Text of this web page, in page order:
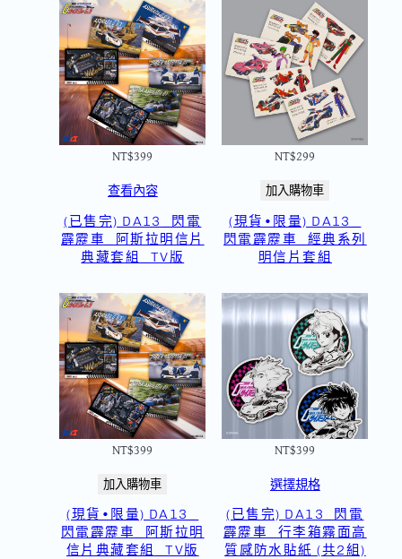
NT$399
查看內容
(已售完) DA13_閃電
霹靂車_阿斯拉明信片
典藏套組_TV版
NT$299
加入購物車
(現貨•限量) DA13_
閃電霹靂車_經典系列
明信片套組
NT$399
加入購物車
(現貨•限量) DA13_
閃電霹靂車_阿斯拉明
信片典藏套組_TV版
NT$399
選擇規格
(已售完) DA13_閃電
霹靂車_行李箱霧面高
質感防水貼紙 (共2組)